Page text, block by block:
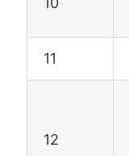
11
12